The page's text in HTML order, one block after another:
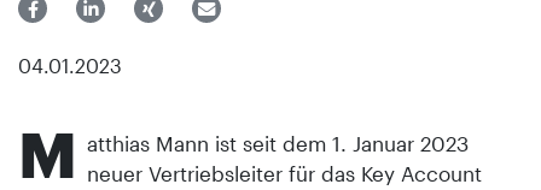
04.01.2023
M atthias Mann ist seit dem 1. Januar 2023
neuer Vertriebsleiter für das Key Account